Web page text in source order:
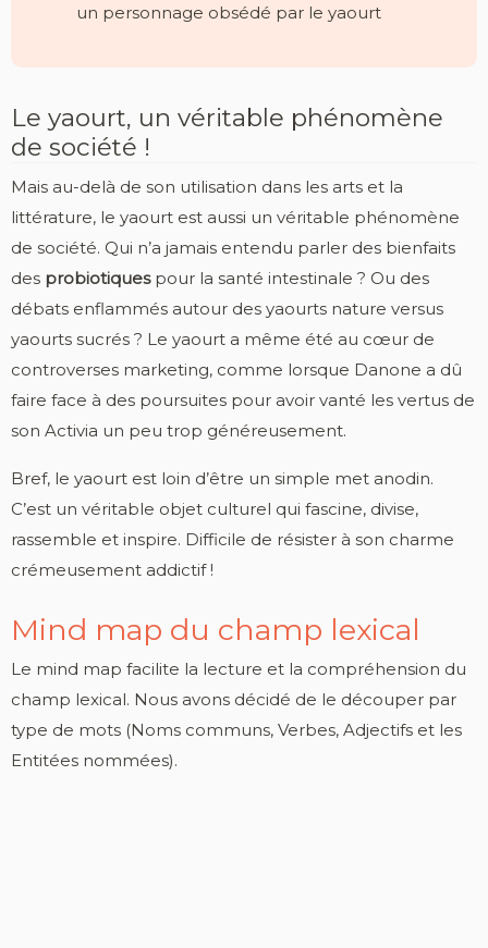
un personnage obsédé par le yaourt
Le yaourt, un véritable phénomène
de société !
Mais au-delà de son utilisation dans les arts et la
littérature, le yaourt est aussi un véritable phénomène
de société. Qui n’a jamais entendu parler des bienfaits
des probiotiques pour la santé intestinale ? Ou des
débats enflammés autour des yaourts nature versus
yaourts sucrés ? Le yaourt a même été au cœur de
controverses marketing, comme lorsque Danone a dû
faire face à des poursuites pour avoir vanté les vertus de
son Activia un peu trop généreusement.
Bref, le yaourt est loin d’être un simple met anodin.
C’est un véritable objet culturel qui fascine, divise,
rassemble et inspire. Difficile de résister à son charme
crémeusement addictif !
Mind map du champ lexical
Le mind map facilite la lecture et la compréhension du
champ lexical. Nous avons décidé de le découper par
type de mots (Noms communs, Verbes, Adjectifs et les
Entitées nommées).